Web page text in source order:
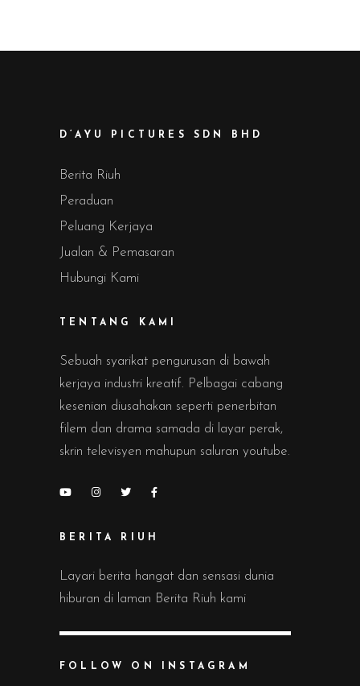
D’AYU PICTURES SDN BHD
Berita Riuh
Peraduan
Peluang Kerjaya
Jualan & Pemasaran
Hubungi Kami
TENTANG KAMI
Sebuah syarikat pengurusan di bawah
kerjaya industri kreatif. Pelbagai cabang
kesenian diusahakan seperti penerbitan
filem dan drama samada di layar perak,
skrin televisyen mahupun saluran youtube.
BERITA RIUH
Layari berita hangat dan sensasi dunia
hiburan di laman Berita Riuh kami
FOLLOW ON INSTAGRAM